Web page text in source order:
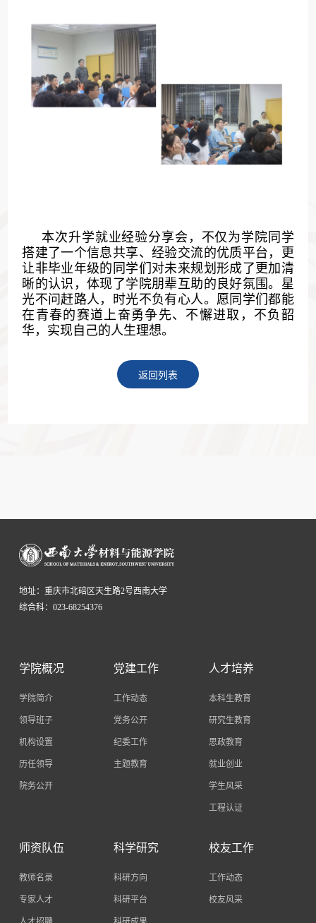
本次升学就业经验分享会，不仅为学院同学
搭建了一个信息共享、经验交流的优质平台，更
让非毕业年级的同学们对未来规划形成了更加清
晰的认识，体现了学院朋辈互助的良好氛围。星
光不问赶路人，时光不负有心人。愿同学们都能
在青春的赛道上奋勇争先、不懈进取，不负韶
华，实现自己的人生理想。
返回列表
地址：重庆市北碚区天生路2号西南大学
综合科：023-68254376
学院概况
学院简介
领导班子
机构设置
历任领导
院务公开
党建工作
工作动态
党务公开
纪委工作
主题教育
人才培养
本科生教育
研究生教育
思政教育
就业创业
学生风采
工程认证
师资队伍
教师名录
专家人才
人才招聘
科学研究
科研方向
科研平台
科研成果
校友工作
工作动态
校友风采